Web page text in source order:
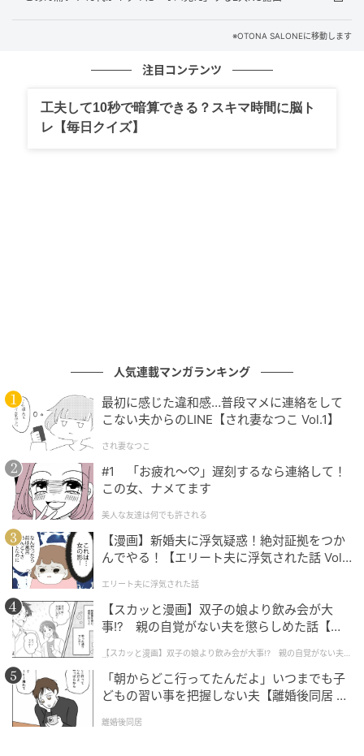
元記事で読む
U】バレルジーンズを取り入れた脚長見えコー
デ。【40代の毎日コーデ】
※OTONA SALONEに移動します
注目コンテンツ
工夫して10秒で暗算できる？スキマ時間に脳ト
レ【毎日クイズ】
人気連載マンガランキング
最初に感じた違和感…普段マメに連絡をして
こない夫からのLINE【され妻なつこ Vol.1】
され妻なつこ
#1 「お疲れ〜♡」遅刻するなら連絡して！
この女、ナメてます
美人な友達は何でも許される
【漫画】新婚夫に浮気疑惑！絶対証拠をつか
んでやる！【エリート夫に浮気された話 Vol.
エリート夫に浮気された話
【スカッと漫画】双子の娘より飲み会が大
事!? 親の自覚がない夫を懲らしめた話【第1
【スカッと漫画】双子の娘より飲み会が大事!? 親の自覚がない夫を
懲らしめた話
「朝からどこ行ってたんだよ」いつまでも子
どもの習い事を把握しない夫【離婚後同居 Vo
離婚後同居